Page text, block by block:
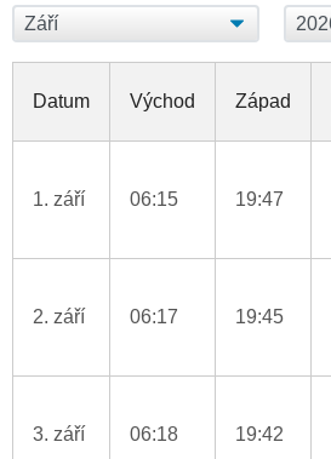
Datum Východ Západ
1. září 06:15 19:47
2. září 06:17 19:45
3. září 06:18 19:42